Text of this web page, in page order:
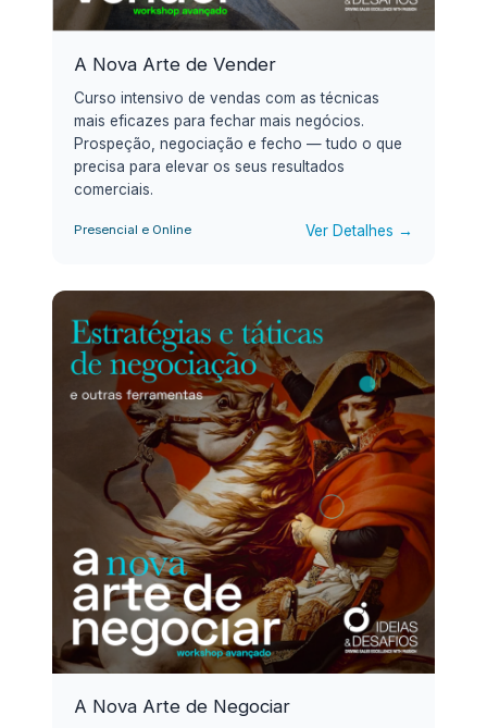
A Nova Arte de Vender
Curso intensivo de vendas com as técnicas
mais eficazes para fechar mais negócios.
Prospeção, negociação e fecho — tudo o que
precisa para elevar os seus resultados
comerciais.
Presencial e Online Ver Detalhes →
A Nova Arte de Negociar